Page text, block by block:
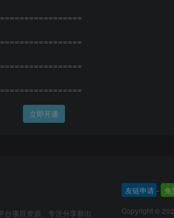
立即开通
台项目资源、专注分享新出
友链申请 - 免
Copyright ©